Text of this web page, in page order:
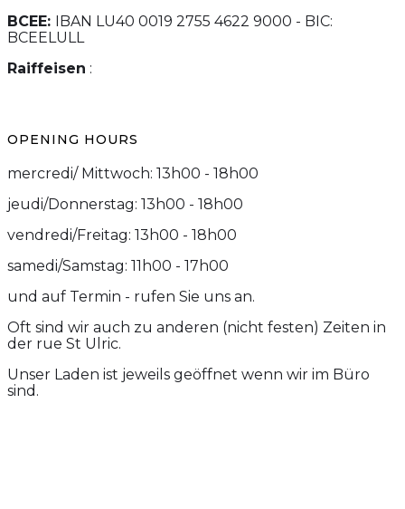
BCEE: IBAN LU40 0019 2755 4622 9000 - BIC:
BCEELULL
Raiffeisen :
OPENING HOURS
mercredi/ Mittwoch: 13h00 - 18h00
jeudi/Donnerstag: 13h00 - 18h00
vendredi/Freitag: 13h00 - 18h00
samedi/Samstag: 11h00 - 17h00
und auf Termin - rufen Sie uns an.
Oft sind wir auch zu anderen (nicht festen) Zeiten in
der rue St Ulric.
Unser Laden ist jeweils geöffnet wenn wir im Büro
sind.